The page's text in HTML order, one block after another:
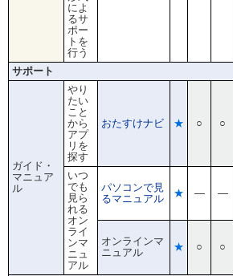
によ
るサ
ポー
トを
行う
サポート
ガイド・
マニュア
ル
やり
たい
こと
から
アプ
リを
探す
おたすけナビ ★ ○ ○
いつ
でも
見ら
れる
オン
ライ
ンマ
ニュ
アル
パソコンで見
るマニュアル
★ ― ―
オンラインマ
ニュアル
★ ○ ○